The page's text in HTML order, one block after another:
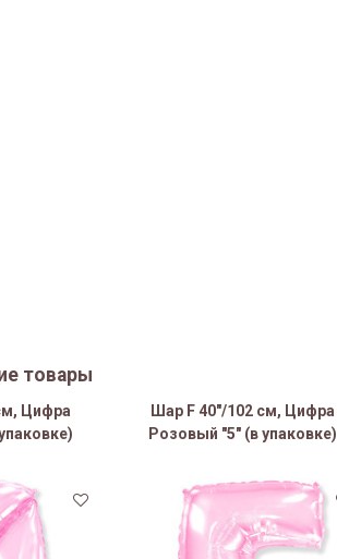
товары
Цифра
Шар F 40"/102 см, Цифра
Розовый "5" (в упаковке)